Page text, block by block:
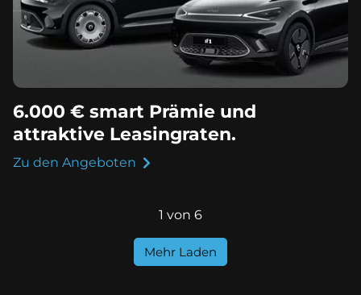
6.000 € smart Prämie und
attraktive Leasingraten.
Zu den Angeboten
1 von 6
Mehr Laden